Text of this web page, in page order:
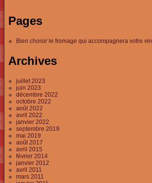
Pages
Bien choisir le fromage qui accompagnera votre vin
Archives
juillet 2023
juin 2023
décembre 2022
octobre 2022
août 2022
avril 2022
janvier 2022
septembre 2019
mai 2019
août 2017
avril 2015
février 2014
janvier 2012
avril 2011
mars 2011